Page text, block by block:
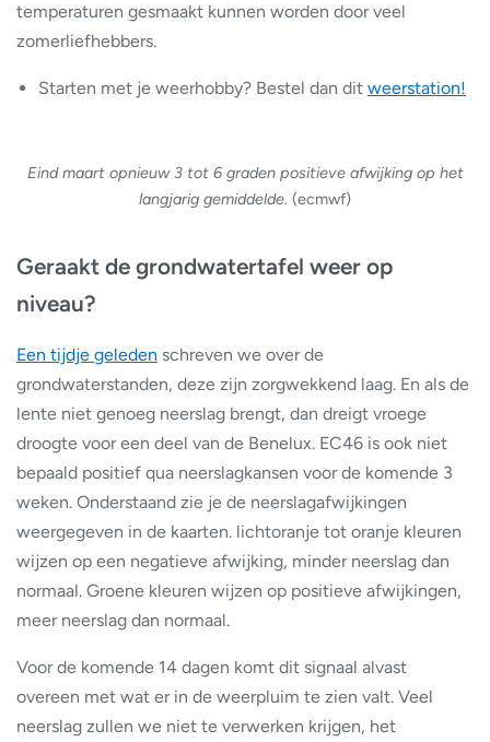
temperaturen gesmaakt kunnen worden door veel
zomerliefhebbers.
Starten met je weerhobby? Bestel dan dit weerstation!
Eind maart opnieuw 3 tot 6 graden positieve afwijking op het
langjarig gemiddelde. (ecmwf)
Geraakt de grondwatertafel weer op
niveau?
Een tijdje geleden schreven we over de
grondwaterstanden, deze zijn zorgwekkend laag. En als de
lente niet genoeg neerslag brengt, dan dreigt vroege
droogte voor een deel van de Benelux. EC46 is ook niet
bepaald positief qua neerslagkansen voor de komende 3
weken. Onderstaand zie je de neerslagafwijkingen
weergegeven in de kaarten. lichtoranje tot oranje kleuren
wijzen op een negatieve afwijking, minder neerslag dan
normaal. Groene kleuren wijzen op positieve afwijkingen,
meer neerslag dan normaal.
Voor de komende 14 dagen komt dit signaal alvast
overeen met wat er in de weerpluim te zien valt. Veel
neerslag zullen we niet te verwerken krijgen, het